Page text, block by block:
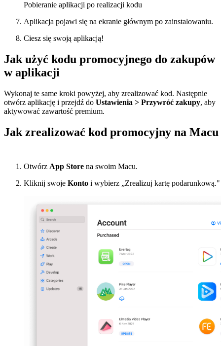
Pobieranie aplikacji po realizacji kodu
Aplikacja pojawi się na ekranie głównym po zainstalowaniu.
Ciesz się swoją aplikacją!
Jak użyć kodu promocyjnego do zakupów
w aplikacji
Wykonaj te same kroki powyżej, aby zrealizować kod. Następnie
otwórz aplikację i przejdź do Ustawienia > Przywróć zakupy, aby
aktywować zawartość premium.
Jak zrealizować kod promocyjny na Macu
Otwórz App Store na swoim Macu.
Kliknij swoje Konto i wybierz „Zrealizuj kartę podarunkową."